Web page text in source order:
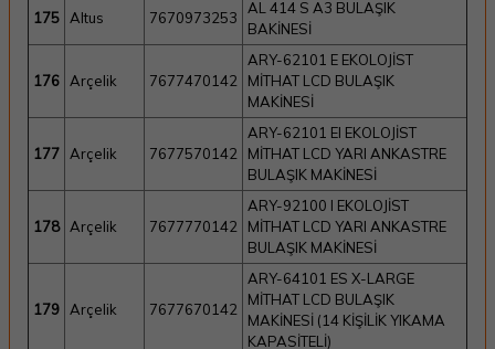
175 Altus 7670973253
AL 414 S A3 BULAŞIK
BAKİNESİ
176 Arçelik 7677470142
ARY-62101 E EKOLOJİST
MİTHAT LCD BULAŞIK
MAKİNESİ
177 Arçelik 7677570142
ARY-62101 EI EKOLOJİST
MİTHAT LCD YARI ANKASTRE
BULAŞIK MAKİNESİ
178 Arçelik 7677770142
ARY-92100 I EKOLOJİST
MİTHAT LCD YARI ANKASTRE
BULAŞIK MAKİNESİ
179 Arçelik 7677670142
ARY-64101 ES X-LARGE
MİTHAT LCD BULAŞIK
MAKİNESİ (14 KİŞİLİK YIKAMA
KAPASİTELİ)